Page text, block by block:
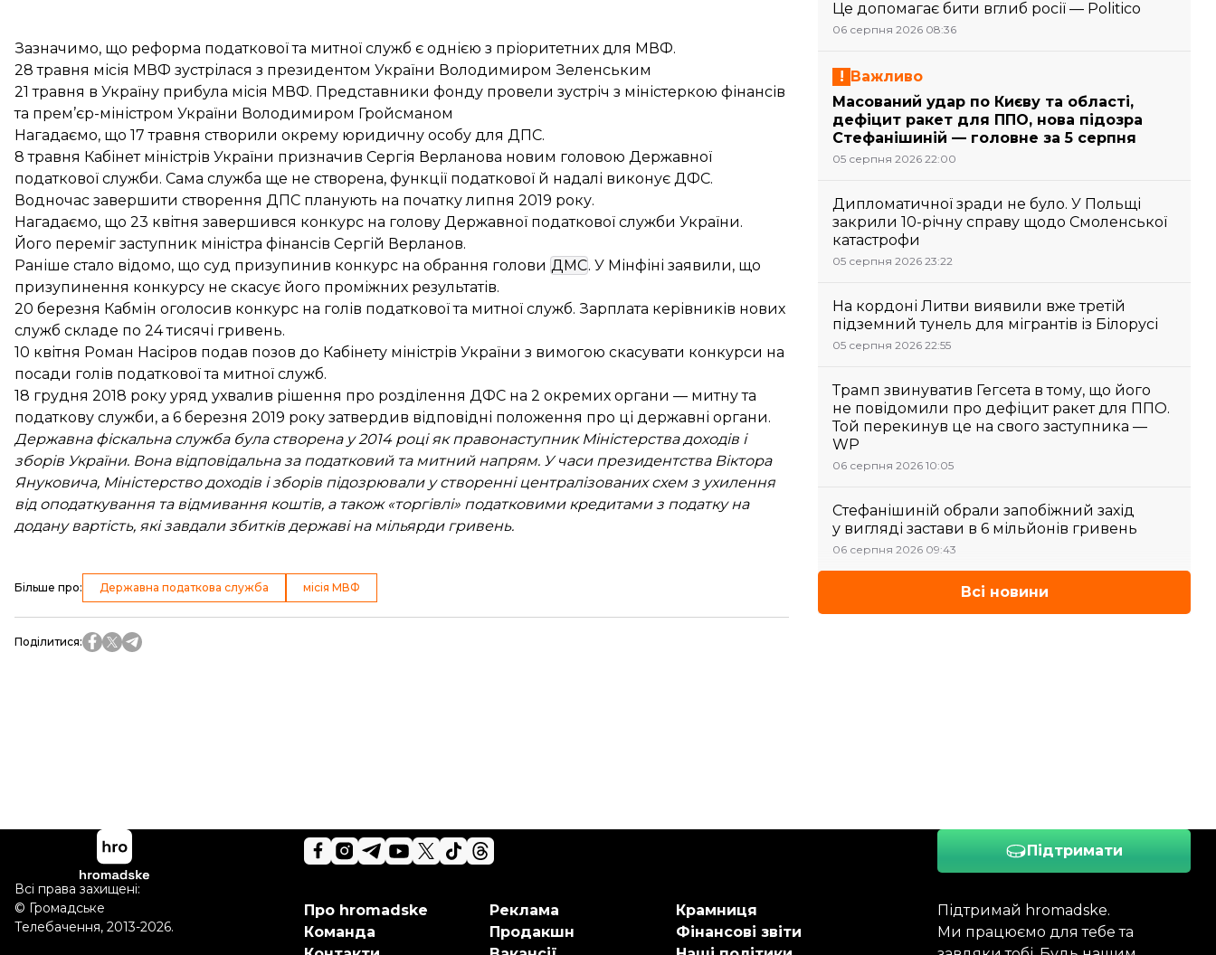
Зазначимо, що реформа податкової та митної служб є однією з пріоритетних для МВФ.
28 травня місія МВФ зустрілася з президентом України Володимиром Зеленським
21 травня в Україну прибула місія МВФ. Представники фонду провели зустріч з міністеркою фінансів
та прем’єр-міністром України Володимиром Гройсманом
Нагадаємо, що 17 травня створили окрему юридичну особу для ДПС.
8 травня Кабінет міністрів України призначив Сергія Верланова новим головою Державної
податкової служби. Сама служба ще не створена, функції податкової й надалі виконує ДФС.
Водночас завершити створення ДПС планують на початку липня 2019 року.
Нагадаємо, що 23 квітня завершився конкурс на голову Державної податкової служби України.
Його переміг заступник міністра фінансів Сергій Верланов.
Раніше стало відомо, що суд призупинив конкурс на обрання голови ДМС. У Мінфіні заявили, що
призупинення конкурсу не скасує його проміжних результатів.
20 березня Кабмін оголосив конкурс на голів податкової та митної служб. Зарплата керівників нових
служб складе по 24 тисячі гривень.
10 квітня Роман Насіров подав позов до Кабінету міністрів України з вимогою скасувати конкурси на
посади голів податкової та митної служб.
18 грудня 2018 року уряд ухвалив рішення про розділення ДФС на 2 окремих органи — митну та
податкову служби, а 6 березня 2019 року затвердив відповідні положення про ці державні органи.
Державна фіскальна служба була створена у 2014 році як правонаступник Міністерства доходів і
зборів України. Вона відповідальна за податковий та митний напрям. У часи президентства Віктора
Януковича, Міністерство доходів і зборів підозрювали у створенні централізованих схем з ухилення
від оподаткування та відмивання коштів, а також «торгівлі» податковими кредитами з податку на
додану вартість, які завдали збитків державі на мільярди гривень.
Більше про: Державна податкова служба місія МВФ
Поділитися:
Це допомагає бити вглиб росії — Politico
06 серпня 2026 08:36
Важливо
Масований удар по Києву та області,
дефіцит ракет для ППО, нова підозра
Стефанішиній — головне за 5 серпня
05 серпня 2026 22:00
Дипломатичної зради не було. У Польщі
закрили 10-річну справу щодо Смоленської
катастрофи
05 серпня 2026 23:22
На кордоні Литви виявили вже третій
підземний тунель для мігрантів із Білорусі
05 серпня 2026 22:55
Трамп звинуватив Гегсета в тому, що його
не повідомили про дефіцит ракет для ППО.
Той перекинув це на свого заступника —
WP
06 серпня 2026 10:05
Стефанішиній обрали запобіжний захід
у вигляді застави в 6 мільйонів гривень
06 серпня 2026 09:43
Всі новини
Підтримати
Підтримай hromadske.
Ми працюємо для тебе та
Про hromadske
Команда
Реклама
Продакшн
Крамниця
Фінансові звіти
Всі права захищені:
© Громадське
Телебачення, 2013-2026.